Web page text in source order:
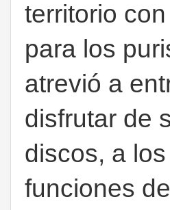
territorio
para los
atrevió a
disfrutar de
discos, a
funciones